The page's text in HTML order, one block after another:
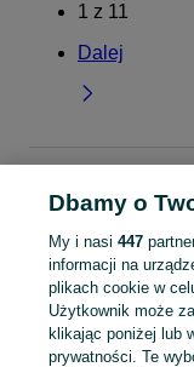
1 z 11
Dalej
Gry planszowe -
KATEGORIA
Dbamy o
My i nasi 447
informacji na
plikach cookie w
Użytkownik może
klikając poniżej lub
prywatności. Te